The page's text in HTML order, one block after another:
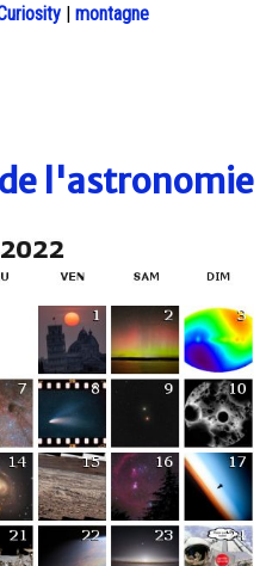
| montagne
l'astronomie